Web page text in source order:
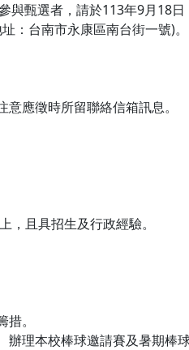
與甄選者，請於113年9月18
：台南市永康區南台街一號)。
應徵時所留聯絡信箱訊息。
，且具招生及行政經驗。
。
理本校棒球邀請賽及暑期棒